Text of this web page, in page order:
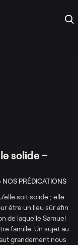
solide –
NOS PRÉDICATIONS
soit solide ; elle
être un lieu sûr afin
de laquelle Samuel
famille. Un sujet au
grandement nous